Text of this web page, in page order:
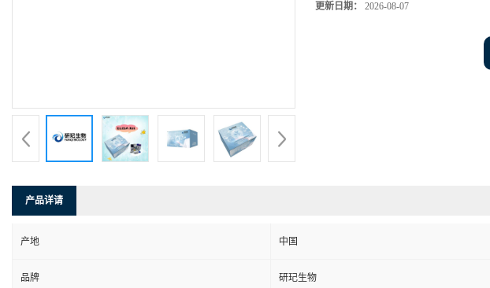
更新日期： 2026-08-07
产品详请
产地 中国
品牌 研玘生物